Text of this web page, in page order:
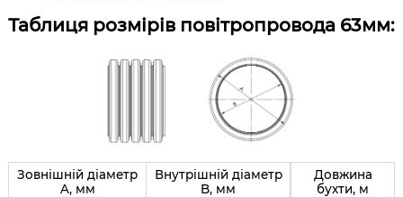
Таблиця розмірів повітропровода 63мм:
Зовнішній діаметр
A, мм
Внутрішній діаметр
B, мм
Довжина
бухти, м